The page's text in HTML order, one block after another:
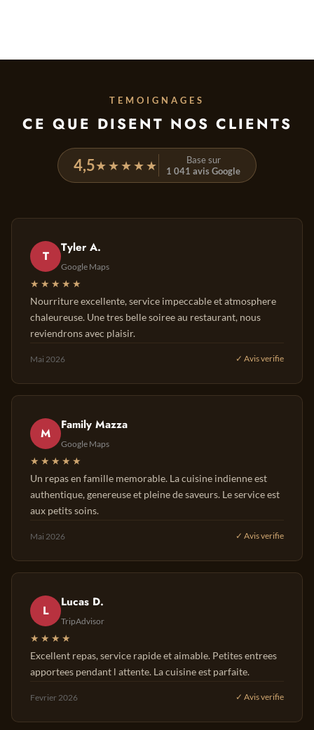
TEMOIGNAGES
CE QUE DISENT NOS CLIENTS
4,5★★★★★
Base sur
1 041 avis Google
T
Tyler A.
Google Maps
★★★★★
Nourriture excellente, service impeccable et atmosphere
chaleureuse. Une tres belle soiree au restaurant, nous
reviendrons avec plaisir.
Mai 2026 ✓ Avis verifie
M
Family Mazza
Google Maps
★★★★★
Un repas en famille memorable. La cuisine indienne est
authentique, genereuse et pleine de saveurs. Le service est
aux petits soins.
Mai 2026 ✓ Avis verifie
L
Lucas D.
TripAdvisor
★★★★
Excellent repas, service rapide et aimable. Petites entrees
apportees pendant l attente. La cuisine est parfaite.
Fevrier 2026 ✓ Avis verifie